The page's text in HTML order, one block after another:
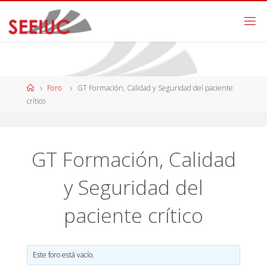
Foro
GT Formación, Calidad y Seguridad del paciente
crítico
GT Formación, Calidad
y Seguridad del
paciente crítico
Este foro está vacío.